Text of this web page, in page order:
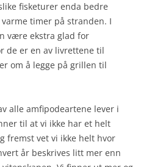
fisketurer enda bedre
timer på stranden. I
være ekstra glad for
de er en av livrettene til
om å legge på grillen til
alle amfipodeartene lever i
til at vi ikke har et helt
fremst vet vi ikke helt hvor
år beskrives litt mer enn